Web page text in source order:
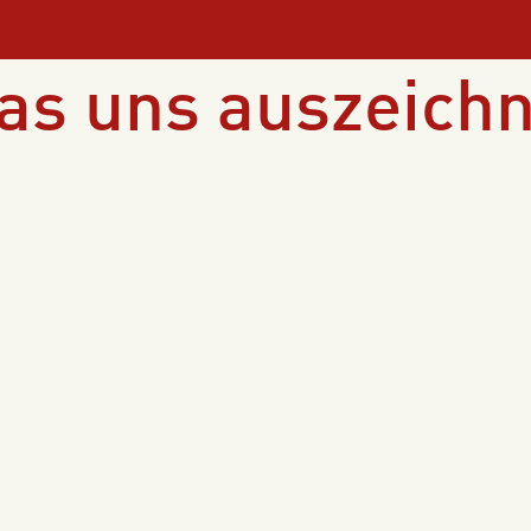
uns